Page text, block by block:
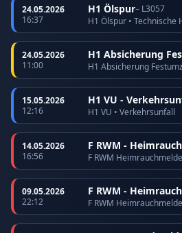
24.05.2026
16:37
H1 Ölspur– L3057
H1 Ölspur • Technische
24.05.2026
11:00
H1 Absicherung
15.05.2026
12:16
H1 VU -
H1 VU • Verkehrsunfall
14.05.2026
16:56
F RWM -
09.05.2026
22:12
F RWM -